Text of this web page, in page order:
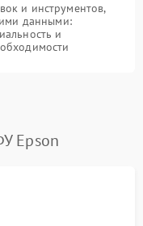
и инструментов,
данными:
и
Epson